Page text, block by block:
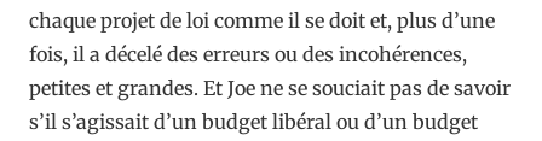
chaque projet de loi comme il se doit et, plus d’une
fois, il a décelé des erreurs ou des incohérences,
petites et grandes. Et Joe ne se souciait pas de savoir
s’il s’agissait d’un budget libéral ou d’un budget